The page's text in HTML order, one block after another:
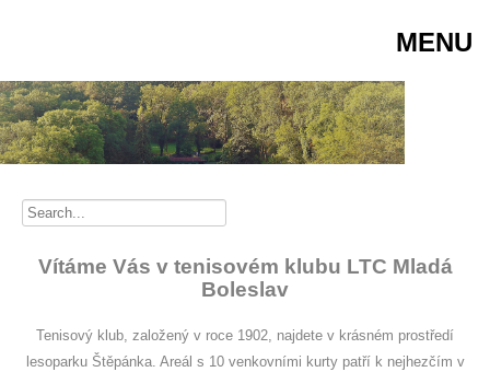
MENU
Vítáme Vás v tenisovém klubu LTC Mladá
Boleslav
Tenisový klub, založený v roce 1902, najdete v krásném prostředí
lesoparku Štěpánka. Areál s 10 venkovními kurty patří k nejhezčím v